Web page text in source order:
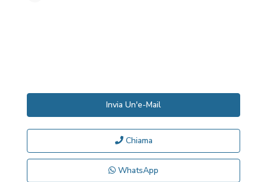
Invia Un'e-Mail
Chiama
WhatsApp